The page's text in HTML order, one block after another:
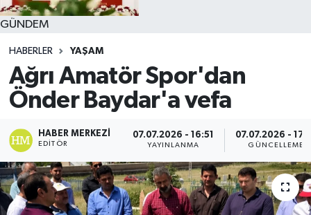
GÜNDEM
HABERLER YAŞAM
Ağrı Amatör Spor'dan
Önder Baydar'a vefa
HABER MERKEZI
EDITÖR
07.07.2026 - 16:51
YAYINLANMA
07.07.2026 -
GÜNCELLEME
MAGAZİN
YAŞAM
Tüm Manşetler
Son Dakika Haberleri
Haber Arşivi